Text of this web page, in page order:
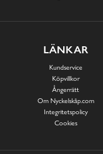
LÄNKAR
Kundservice
Köpvillkor
Ångerrätt
Om Nyckelskåp.com
Integritetspolicy
Cookies